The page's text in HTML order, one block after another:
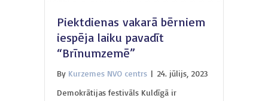
Piektdienas vakarā bērniem
iespēja laiku pavadīt
“Brīnumzemē”
By Kurzemes NVO centrs | 24. jūlijs, 2023
Demokrātijas festivāls Kuldīgā ir